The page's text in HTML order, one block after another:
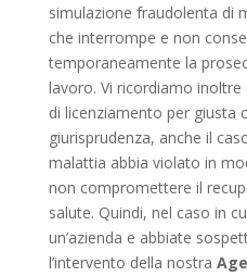
simulazione fraudolenta di
che interrompe e non
temporaneamente la
lavoro. Vi ricordiamo
di licenziamento per giusta
giurisprudenza, anche il
malattia abbia violato in
non compromettere il
salute. Quindi, nel caso in
un’azienda e abbiate
l’intervento della nostra